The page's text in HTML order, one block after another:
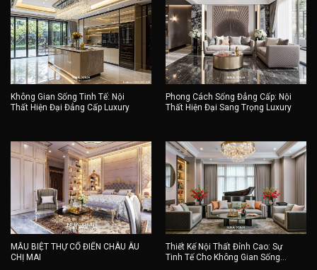
Không Gian Sống Tinh Tế: Nội
Thất Hiện Đại Đẳng Cấp Luxury
Phong Cách Sống Đẳng Cấp: Nội
Thất Hiện Đại Sang Trọng Luxury
MẪU BIỆT THỰ CỔ ĐIỂN CHÂU ÂU
CHỊ MAI
Thiết Kế Nội Thất Đỉnh Cao: Sự
Tinh Tế Cho Không Gian Sống